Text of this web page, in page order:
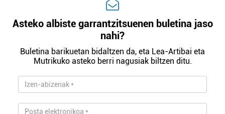
Asteko albiste garrantzitsuenen buletina jaso
nahi?
Buletina barikuetan bidaltzen da, eta Lea-Artibai eta
Mutrikuko asteko berri nagusiak biltzen ditu.